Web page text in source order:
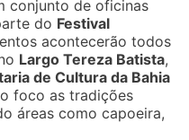
conjunto de oficinas
do Festival
acontecerão todos
Largo Tereza Batista,
de Cultura da Bahia
foco as tradições
áreas como capoeira,